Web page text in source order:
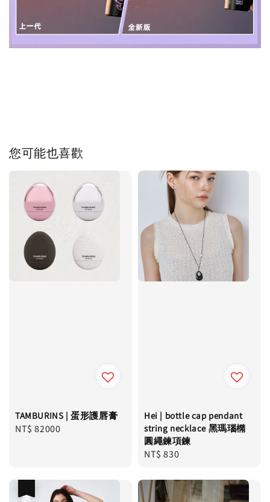
您可能也喜歡
TAMBURINS | 蛋形護唇膏
Regular
NT$ 82000
Hei | bottle cap pendant
string necklace 黑瑪瑙橢
圓繩鍊項鍊
Regular
NT$ 830